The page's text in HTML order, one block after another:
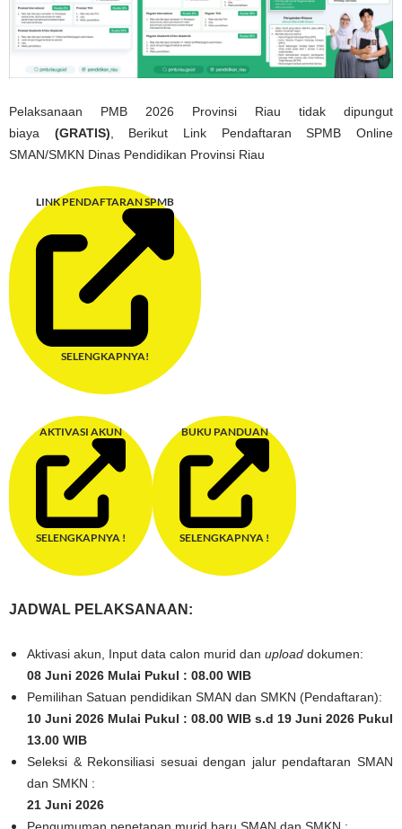
Pelaksanaan PMB 2026 Provinsi Riau tidak dipungut
biaya (GRATIS) , Berikut Link Pendaftaran SPMB Online
SMAN/SMKN Dinas Pendidikan Provinsi Riau
LINK PENDAFTARAN SPMB
SELENGKAPNYA!
AKTIVASI AKUN
SELENGKAPNYA !
BUKU PANDUAN
SELENGKAPNYA !
JADWAL PELAKSANAAN:
Aktivasi akun, Input data calon murid dan upload dokumen:
08 Juni 2026 Mulai Pukul : 08.00 WIB
Pemilihan Satuan pendidikan SMAN dan SMKN (Pendaftaran):
10 Juni 2026 Mulai Pukul : 08.00 WIB s.d 19 Juni 2026 Pukul
13.00 WIB
Seleksi & Rekonsiliasi sesuai dengan jalur pendaftaran SMAN
dan SMKN :
21 Juni 2026